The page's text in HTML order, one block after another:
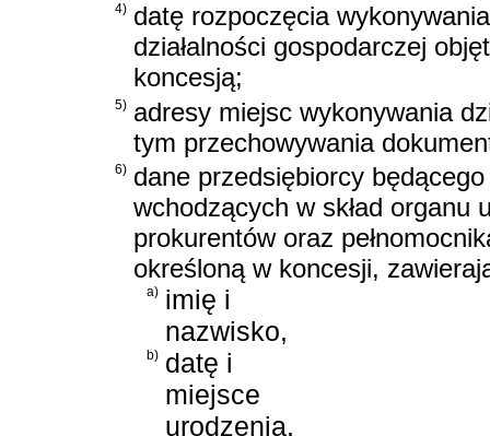
4) datę rozpoczęcia wykonywania
działalności gospodarczej
koncesją;
5) adresy miejsc wykonywania
tym przechowywania
6) dane przedsiębiorcy
wchodzących w skład organu
prokurentów oraz
określoną w koncesji,
a) imię i
nazwisko,
b) datę i
miejsce
urodzenia,